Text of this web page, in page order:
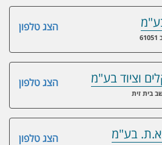
הצג טלפון
הצג טלפון וציוד בע"מ
הצג טלפון א.ת. בע"מ